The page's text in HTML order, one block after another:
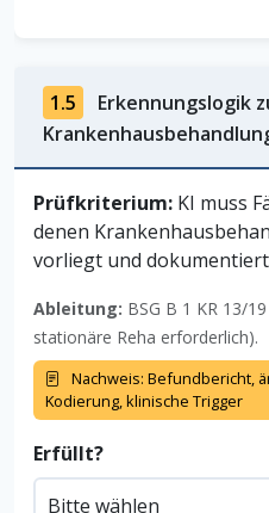
1.5
Erkennungslogik
Prüfkriterium: KI muss
denen
vorliegt und
Ableitung: BSG B 1 KR 13/
stationäre Reha erforderlich).
Nachweis: Befundbericht,
Kodierung, klinische Trigger
Erfüllt?